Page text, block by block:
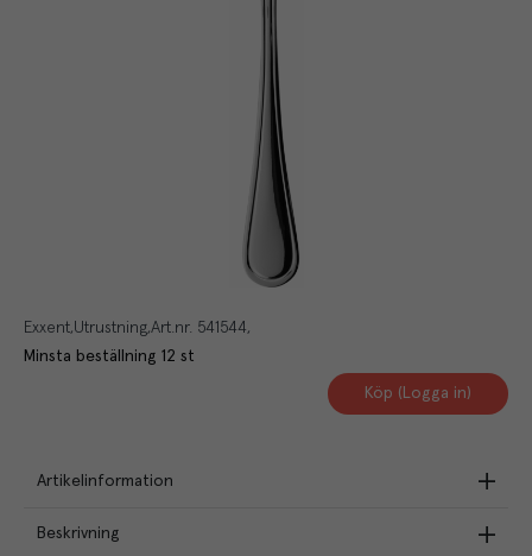
Exxent Utrustning Art.nr. 541544
Minsta beställning 12 st
Köp (Logga in)
Artikelinformation
Beskrivning